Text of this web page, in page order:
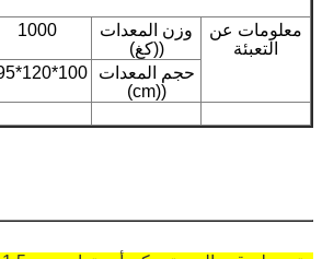
معلومات عن
التعبئة
وزن المعدات
((كغ)
1000
حجم المعدات
((cm)
100*120*195